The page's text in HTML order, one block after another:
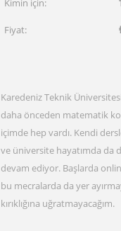
Kimin için:
Fiyat:
Karedeniz Teknik
daha önceden matematik
içimde hep vardı. Kendi
ve üniversite hayatımda da
devam ediyor. Başlarda
bu mecralarda da yer
kırıklığına uğratmayacağım.